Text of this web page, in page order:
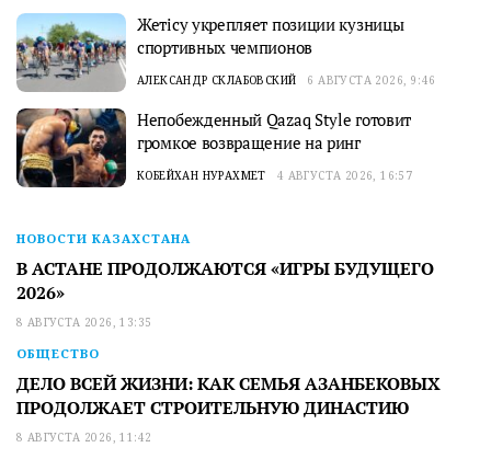
Жетісу укрепляет позиции кузницы
спортивных чемпионов
АЛЕКСАНДР СКЛАБОВСКИЙ 6 АВГУСТА 2026, 9:46
Непобежденный Qazaq Style готовит
громкое возвращение на ринг
КОБЕЙХАН НУРАХМЕТ 4 АВГУСТА 2026, 16:57
НОВОСТИ КАЗАХСТАНА
В АСТАНЕ ПРОДОЛЖАЮТСЯ «ИГРЫ БУДУЩЕГО
2026»
8 АВГУСТА 2026, 13:35
ОБЩЕСТВО
ДЕЛО ВСЕЙ ЖИЗНИ: КАК СЕМЬЯ АЗАНБЕКОВЫХ
ПРОДОЛЖАЕТ СТРОИТЕЛЬНУЮ ДИНАСТИЮ
8 АВГУСТА 2026, 11:42